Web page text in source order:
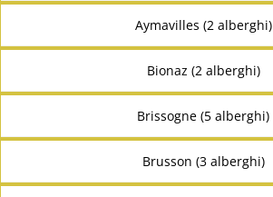
Aymavilles (2 alberghi)
Bionaz (2 alberghi)
Brissogne (5 alberghi)
Brusson (3 alberghi)